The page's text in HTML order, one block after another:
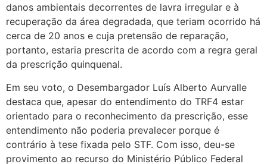
danos ambientais decorrentes de lavra irregular e à
recuperação da área degradada, que teriam ocorrido há
cerca de 20 anos e cuja pretensão de reparação,
portanto, estaria prescrita de acordo com a regra geral
da prescrição quinquenal.
Em seu voto, o Desembargador Luís Alberto Aurvalle
destaca que, apesar do entendimento do TRF4 estar
orientado para o reconhecimento da prescrição, esse
entendimento não poderia prevalecer porque é
contrário à tese fixada pelo STF. Com isso, deu-se
provimento ao recurso do Ministério Público Federal